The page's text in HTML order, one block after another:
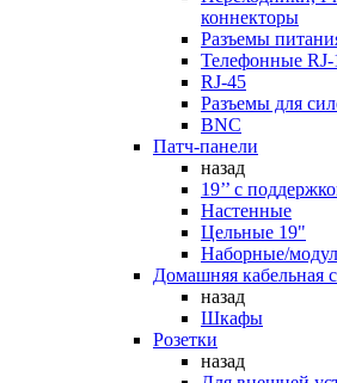
коннекторы
Разъемы
Телефонные RJ-
RJ-45
Разъемы для
BNC
Патч-панели
назад
19’’ с
Настенные
Цельные 19"
Наборные/
Домашняя кабельная
назад
Шкафы
Розетки
назад